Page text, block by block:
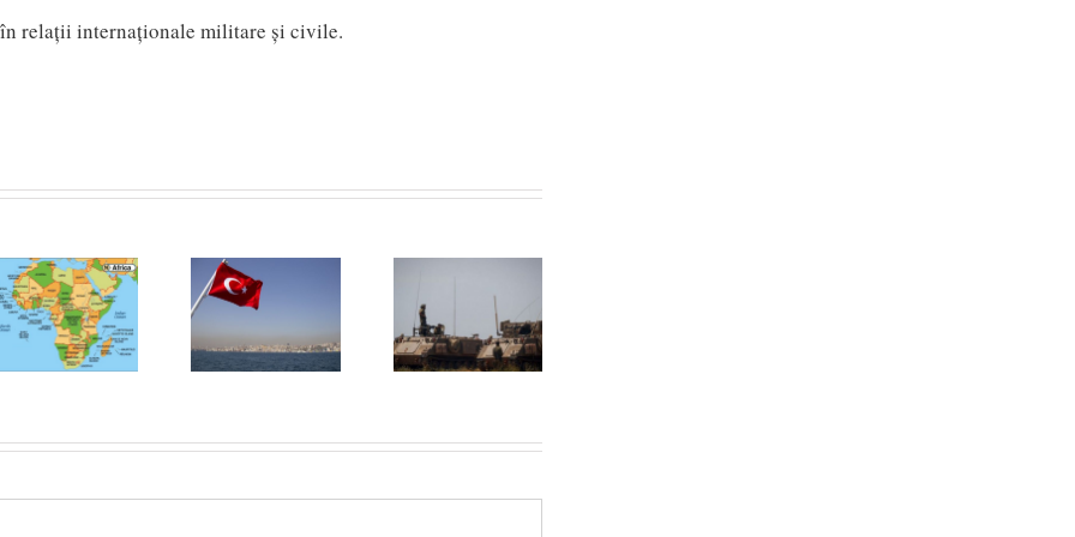
relaţii internaţionale militare şi civile.
Neo-
otomanismul
Turciei,
catalizatorul
relației Israel-
Orientul
Mijlociu Lărgit